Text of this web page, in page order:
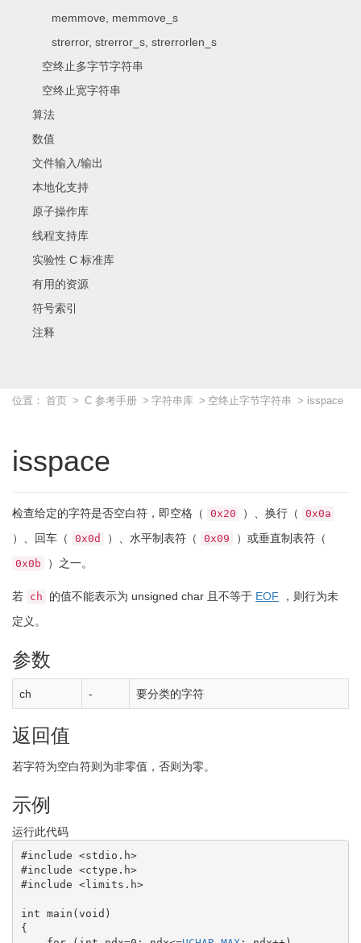
memmove, memmove_s
strerror, strerror_s, strerrorlen_s
空终止多字节字符串
空终止宽字符串
算法
数值
文件输入/输出
本地化支持
原子操作库
线程支持库
实验性 C 标准库
有用的资源
符号索引
注释
位置： 首页 > C 参考手册 > 字符串库 > 空终止字节字符串 > isspace
isspace
检查给定的字符是否空白符，即空格（ 0x20 ）、换行（ 0x0a
）、回车（ 0x0d ）、水平制表符（ 0x09 ）或垂直制表符（
0x0b ）之一。
若 ch 的值不能表示为 unsigned char 且不等于 EOF ，则行为未
定义。
参数
ch - 要分类的字符
返回值
若字符为空白符则为非零值，否则为零。
示例
运行此代码
#include <stdio.h>
#include <ctype.h>
#include <limits.h>
int main (void )
{